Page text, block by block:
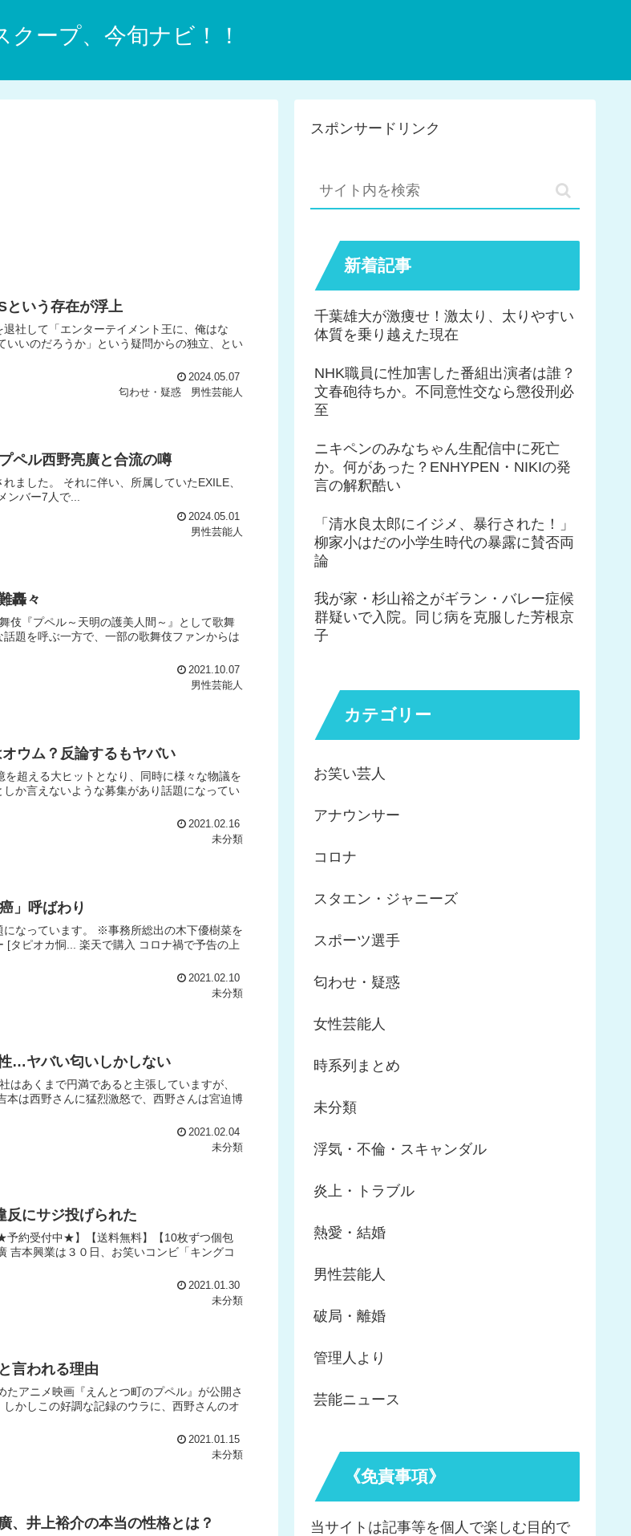
クープ、今旬ナビ！！
という存在が浮上
社して「エンターテイメント王に、俺はな
いのだろうか」という疑問からの独立、とい
2024.05.07
匂わせ・疑惑
男性芸能人
ペル西野亮廣と合流の噂
ました。 それに伴い、所属していたEXILE、
ンバー7人で...
2024.05.01
男性芸能人
轟々
伎『プペル～天明の護美人間～』として歌舞
題を呼ぶ一方で、一部の歌舞伎ファンからは
2021.10.07
男性芸能人
ウム？反論するもヤバい
超える大ヒットとなり、同時に様々な物議を
か言えないような募集があり話題になってい
2021.02.16
未分類
」呼ばわり
なっています。 ※事務所総出の木下優樹菜を
タピオカ恫... 楽天で購入 コロナ禍で予告の上
2021.02.10
未分類
…ヤバい匂いしかしない
あくまで円満であると主張していますが、
は西野さんに猛烈激怒で、西野さんは宮迫博
2021.02.04
未分類
反にサジ投げられた
予約受付中★】【送料無料】【10枚ずつ個包
吉本興業は３０日、お笑いコンビ「キングコ
2021.01.30
未分類
言われる理由
アニメ映画『えんとつ町のプペル』が公開さ
かしこの好調な記録のウラに、西野さんのオ
2021.01.15
未分類
、井上裕介の本当の性格とは？
スポンサードリンク
新着記事
千葉雄大が激痩せ！激太り、太りやすい
体質を乗り越えた現在
NHK職員に性加害した番組出演者は誰？
文春砲待ちか。不同意性交なら懲役刑必
至
ニキペンのみなちゃん生配信中に死亡
か。何があった？ENHYPEN・NIKIの発
言の解釈酷い
「清水良太郎にイジメ、暴行された！」
柳家小はだの小学生時代の暴露に賛否両
論
我が家・杉山裕之がギラン・バレー症候
群疑いで入院。同じ病を克服した芳根京
子
カテゴリー
お笑い芸人
アナウンサー
コロナ
スタエン・ジャニーズ
スポーツ選手
匂わせ・疑惑
女性芸能人
時系列まとめ
未分類
浮気・不倫・スキャンダル
炎上・トラブル
熱愛・結婚
男性芸能人
破局・離婚
管理人より
芸能ニュース
《免責事項》
当サイトは記事等を個人で楽しむ目的で